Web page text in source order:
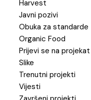
Harvest
Javni pozivi
Obuka za standarde
Organic Food
Prijevi se na projekat
Slike
Trenutni projekti
Vijesti